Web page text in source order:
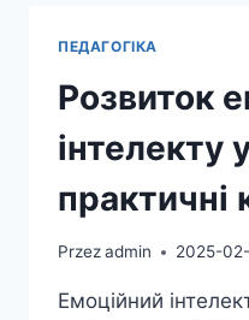
ПЕДАГОГІКА
Розвиток
інтелекту
практичні
Przezadmin 2025-
Емоційний